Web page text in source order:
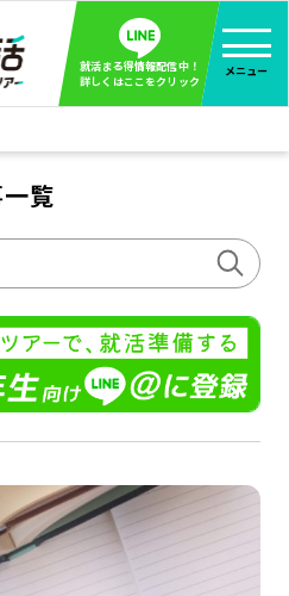
就活まる得情報配信中！
詳しくはここをクリック
メニュー
全て見る
特捜部
裏側を徹底調査！
動レポ 全て見る
うだった？OBOG成功談
ュー 全て見る
を振り返ってみた
全て見る
インタツアー
覧